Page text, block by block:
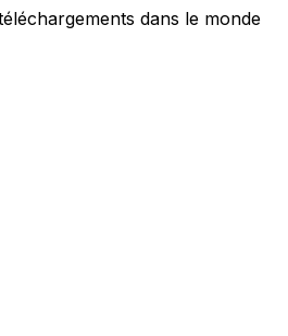
dans le monde